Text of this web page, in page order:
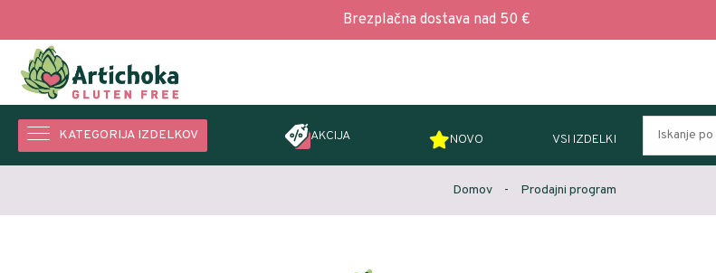
Brezplačna dostava nad 50 €
KATEGORIJA IZDELKOV AKCIJA NOVO VSI IZDELKI
Domov - Prodajni program